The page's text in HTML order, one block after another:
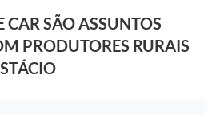
CAR SÃO ASSUNTOS
PRODUTORES RURAIS